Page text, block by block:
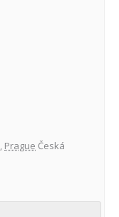
Prague Česká